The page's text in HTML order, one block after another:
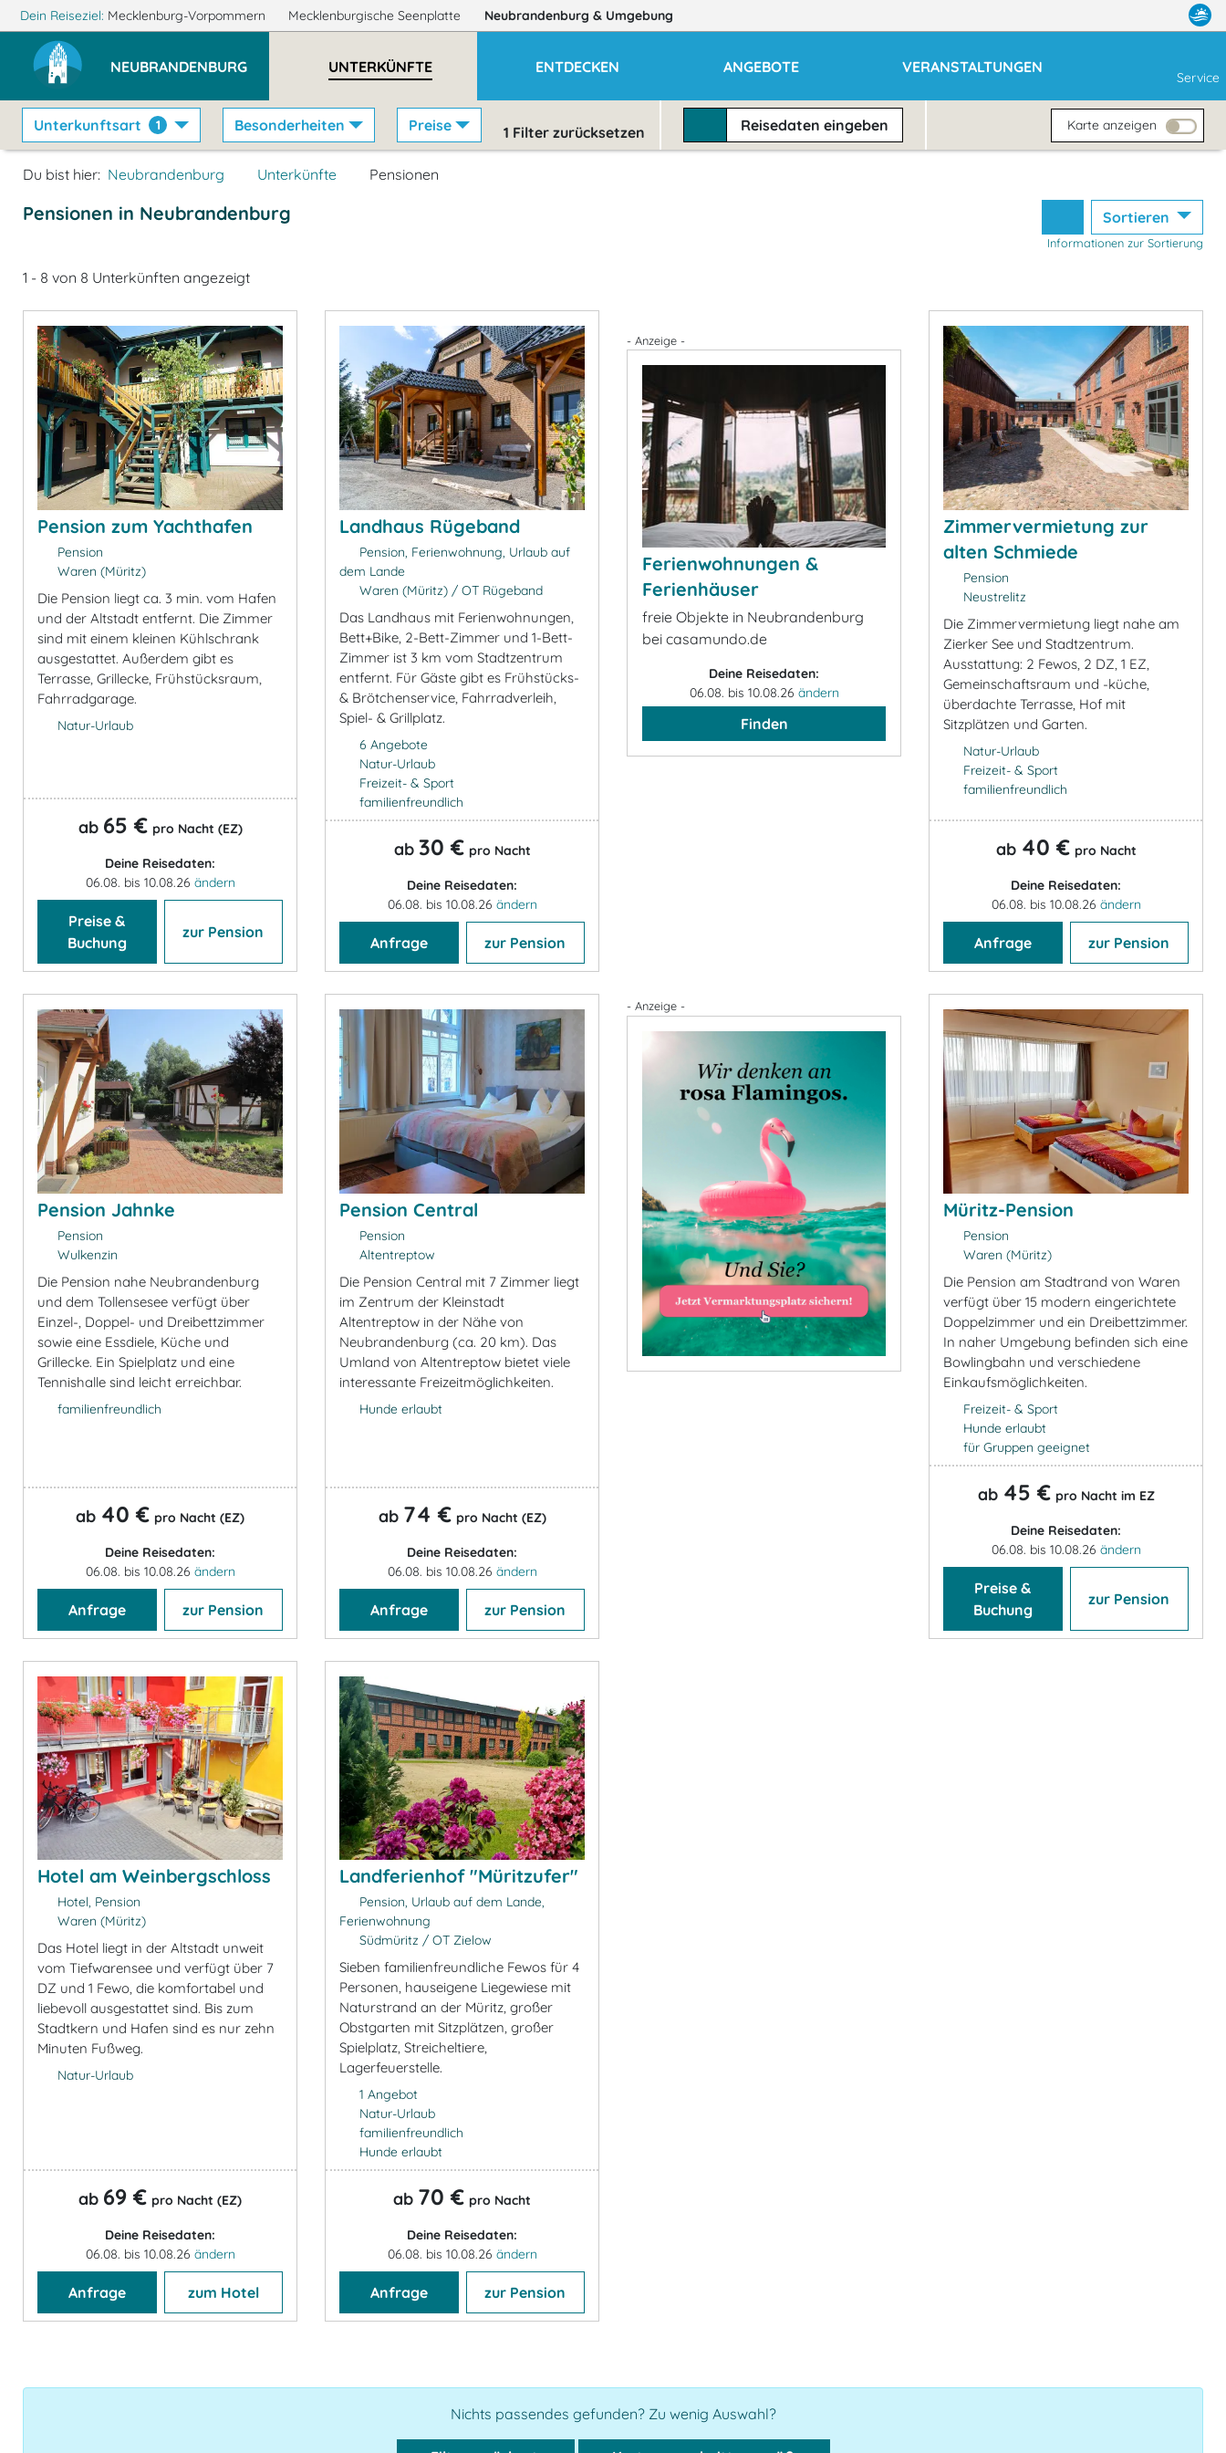
Dein Reiseziel: Mecklenburg-Vorpommern Mecklenburgische Seenplatte Neubrandenburg & Umgebung
NEUBRANDENBURG UNTERKÜNFTE ENTDECKEN ANGEBOTE VERANSTALTUNGEN
Service
Unterkunftsart 1 Besonderheiten Preise 1 Filter zurücksetzen Reisedateneingeben Karte anzeigen
Du bist hier: Neubrandenburg Unterkünfte Pensionen
Pensionen in Neubrandenburg Sortieren
Informationen zur Sortierung
1 - 8 von 8 Unterkünften angezeigt
Pension zum Yachthafen
Pension
Waren (Müritz)
Die Pension liegt ca. 3 min. vom Hafen
und der Altstadt entfernt. Die Zimmer
sind mit einem kleinen Kühlschrank
ausgestattet. Außerdem gibt es
Terrasse, Grillecke, Frühstücksraum,
Fahrradgarage.
Natur-Urlaub
ab 65 € pro Nacht (EZ)
Deine Reisedaten:
06.08. bis 10.08.26 ändern
Preise &
Buchung
zur Pension
Landhaus Rügeband
Pension, Ferienwohnung, Urlaub auf
dem Lande
Waren (Müritz) / OT Rügeband
Das Landhaus mit Ferienwohnungen,
Bett+Bike, 2-Bett-Zimmer und 1-Bett-
Zimmer ist 3 km vom Stadtzentrum
entfernt. Für Gäste gibt es Frühstücks-
& Brötchenservice, Fahrradverleih,
Spiel- & Grillplatz.
6 Angebote
Natur-Urlaub
Freizeit- & Sport
familienfreundlich
ab 30 € pro Nacht
Deine Reisedaten:
06.08. bis 10.08.26 ändern
Anfrage zur Pension
- Anzeige -
Ferienwohnungen &
Ferienhäuser
freie Objekte in Neubrandenburg
bei casamundo.de
Deine Reisedaten:
06.08. bis 10.08.26 ändern
Finden
Zimmervermietung zur
alten Schmiede
Pension
Neustrelitz
Die Zimmervermietung liegt nahe am
Zierker See und Stadtzentrum.
Ausstattung: 2 Fewos, 2 DZ, 1 EZ,
Gemeinschaftsraum und -küche,
überdachte Terrasse, Hof mit
Sitzplätzen und Garten.
Natur-Urlaub
Freizeit- & Sport
familienfreundlich
ab 40 € pro Nacht
Deine Reisedaten:
06.08. bis 10.08.26 ändern
Anfrage zur Pension
Pension Jahnke
Pension
Wulkenzin
Die Pension nahe Neubrandenburg
und dem Tollensesee verfügt über
Einzel-, Doppel- und Dreibettzimmer
sowie eine Essdiele, Küche und
Grillecke. Ein Spielplatz und eine
Tennishalle sind leicht erreichbar.
familienfreundlich
ab 40 € pro Nacht (EZ)
Deine Reisedaten:
06.08. bis 10.08.26 ändern
Anfrage zur Pension
Pension Central
Pension
Altentreptow
Die Pension Central mit 7 Zimmer liegt
im Zentrum der Kleinstadt
Altentreptow in der Nähe von
Neubrandenburg (ca. 20 km). Das
Umland von Altentreptow bietet viele
interessante Freizeitmöglichkeiten.
Hunde erlaubt
ab 74 € pro Nacht (EZ)
Deine Reisedaten:
06.08. bis 10.08.26 ändern
Anfrage zur Pension
- Anzeige -
Müritz-Pension
Pension
Waren (Müritz)
Die Pension am Stadtrand von Waren
verfügt über 15 modern eingerichtete
Doppelzimmer und ein Dreibettzimmer.
In naher Umgebung befinden sich eine
Bowlingbahn und verschiedene
Einkaufsmöglichkeiten.
Freizeit- & Sport
Hunde erlaubt
für Gruppen geeignet
ab 45 € pro Nacht im EZ
Deine Reisedaten:
06.08. bis 10.08.26 ändern
Preise &
Buchung
zur Pension
Hotel am Weinbergschloss
Hotel, Pension
Waren (Müritz)
Das Hotel liegt in der Altstadt unweit
vom Tiefwarensee und verfügt über 7
DZ und 1 Fewo, die komfortabel und
liebevoll ausgestattet sind. Bis zum
Stadtkern und Hafen sind es nur zehn
Minuten Fußweg.
Natur-Urlaub
ab 69 € pro Nacht (EZ)
Deine Reisedaten:
06.08. bis 10.08.26 ändern
Anfrage zum Hotel
Landferienhof "Müritzufer"
Pension, Urlaub auf dem Lande,
Ferienwohnung
Südmüritz / OT Zielow
Sieben familienfreundliche Fewos für 4
Personen, hauseigene Liegewiese mit
Naturstrand an der Müritz, großer
Obstgarten mit Sitzplätzen, großer
Spielplatz, Streicheltiere,
Lagerfeuerstelle.
1 Angebot
Natur-Urlaub
familienfreundlich
Hunde erlaubt
ab 70 € pro Nacht
Deine Reisedaten:
06.08. bis 10.08.26 ändern
Anfrage zur Pension
Nichts passendes gefunden? Zu wenig Auswahl?